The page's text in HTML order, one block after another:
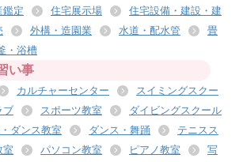
鑑定 住宅展示場
住宅設備・建設・建
外構・造園業 水道・配水管
畳
・浴槽
い事
カルチャーセンター
スイミングスクー
ブ スポーツ教室
ダイビングスクール
ダンス教室
ダンス・舞踊
テニスス
室 パソコン教室 ピアノ教室
写